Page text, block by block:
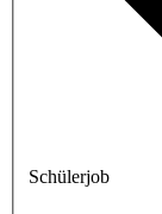
Schülerjob